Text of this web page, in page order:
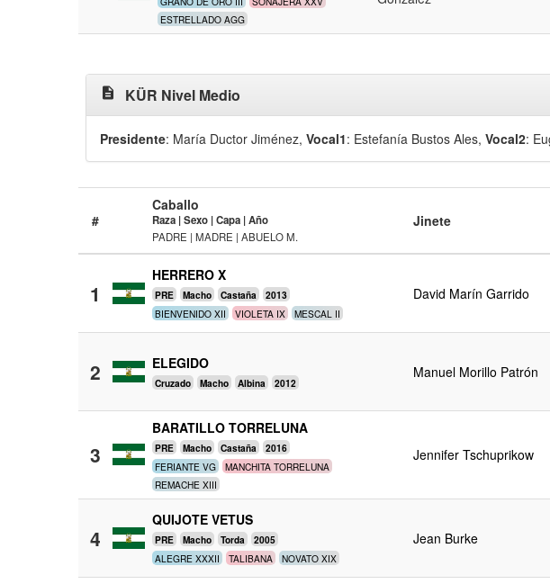
ESTRELLADO AGG
description KÜR Nivel Medio
Presidente: María Ductor Jiménez, Vocal1: Estefanía Bustos Ales, Vocal2:
#
Caballo
Raza | Sexo | Capa | Año
PADRE | MADRE | ABUELO M.
Jinete
1
HERRERO X
PRE Macho Castaña 2013
BIENVENIDO XII VIOLETA IX MESCAL II
David Marín Garrido
2 ELEGIDO
Cruzado Macho Albina 2012
Manuel Morillo Patrón
3
BARATILLO TORRELUNA
PRE Macho Castaña 2016
FERIANTE VG
MANCHITA TORRELUNA
REMACHE XIII
Jennifer Tschuprikow
4
QUIJOTE VETUS
PRE Macho Torda 2005
ALEGRE XXXII TALIBANA NOVATO XIX
Jean Burke